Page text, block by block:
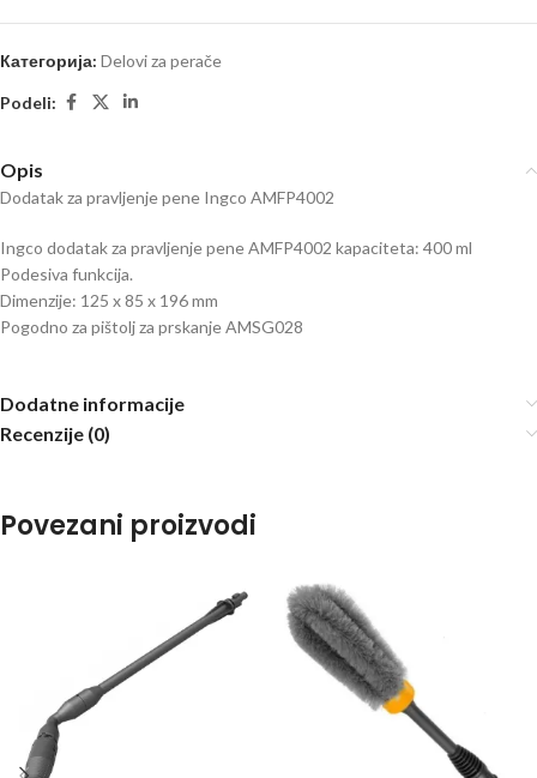
Категорија: Delovi za perače
Podeli:
Opis
Dodatak za pravljenje pene Ingco AMFP4002
Ingco dodatak za pravljenje pene AMFP4002 kapaciteta: 400 ml
Podesiva funkcija.
Dimenzije: 125 x 85 x 196 mm
Pogodno za pištolj za prskanje AMSG028
Dodatne informacije
Recenzije (0)
Povezani proizvodi